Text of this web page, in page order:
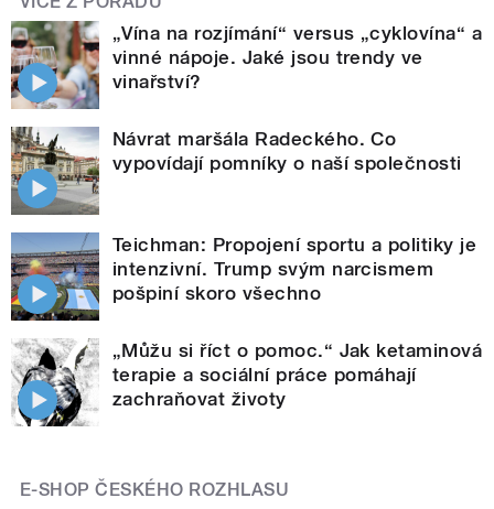
„Vína na rozjímání“ versus „cyklovína“ a
vinné nápoje. Jaké jsou trendy ve
vinařství?
Návrat maršála Radeckého. Co
vypovídají pomníky o naší společnosti
Teichman: Propojení sportu a politiky je
intenzivní. Trump svým narcismem
pošpiní skoro všechno
„Můžu si říct o pomoc.“ Jak ketaminová
terapie a sociální práce pomáhají
zachraňovat životy
E-SHOP ČESKÉHO ROZHLASU